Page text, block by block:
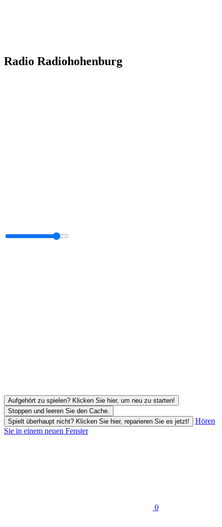
Radio Radiohohenburg
Aufgehört zu spielen? Klicken Sie hier, um neu zu starten!
Stoppen und leeren Sie den Cache.
Spielt überhaupt nicht? Klicken Sie hier, reparieren Sie es jetzt!
Hören
Sie in einem neuen Fenster
0